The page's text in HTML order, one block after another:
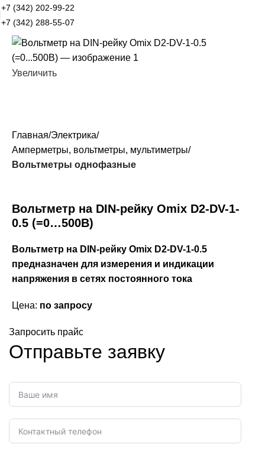
+7 (342) 202-99-22
+7 (342) 288-55-07
Увеличить
Главная Электрика
Амперметры, вольтметры, мультиметры
Вольтметры однофазные
Вольтметр на DIN-рейку Omix D2-DV-1-
0.5 (=0…500В)
Вольтметр на DIN-рейку Omix D2-DV-1-0.5
предназначен для измерения и индикации
напряжения в сетях постоянного тока
Цена: по запросу
Запросить прайс
Отправьте заявку